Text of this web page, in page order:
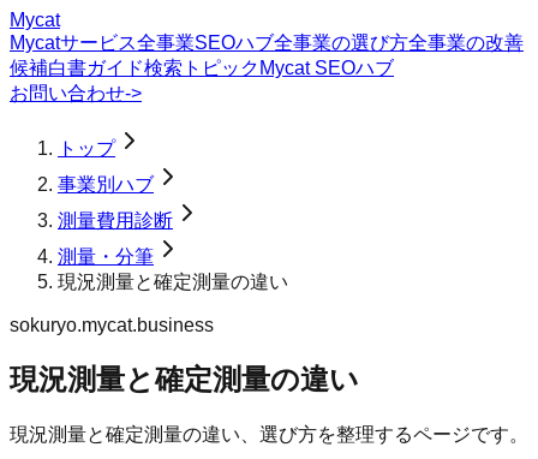
Mycat
Mycatサービス全事業SEOハブ全事業の選び方全事業の改善
候補白書ガイド検索トピック Mycat SEOハブ
お問い合わせ->
トップ
事業別ハブ
測量費用診断
測量・分筆
現況測量と確定測量の違い
sokuryo.mycat.business
現況測量と確定測量の違い
現況測量と確定測量の違い、選び方を整理するページです。